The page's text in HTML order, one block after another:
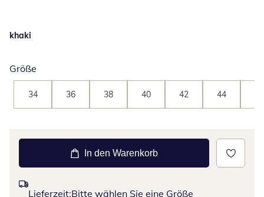
khaki
Größe
34 36 38 40 42 44
In den Warenkorb
Lieferzeit:Bitte wählen Sie eine Größe